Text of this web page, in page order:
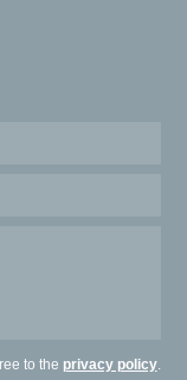
to the privacy policy.